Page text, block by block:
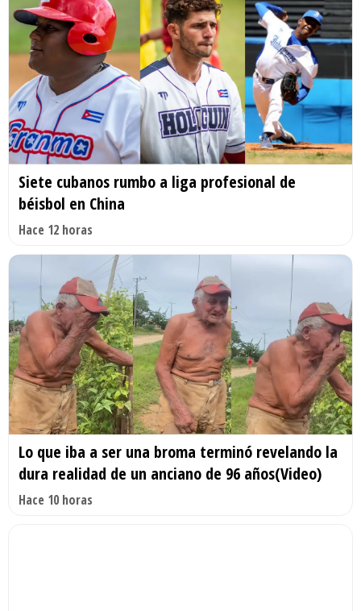
Siete cubanos rumbo a liga profesional de
béisbol en China
Hace 12 horas
Lo que iba a ser una broma terminó revelando la
dura realidad de un anciano de 96 años(Video)
Hace 10 horas